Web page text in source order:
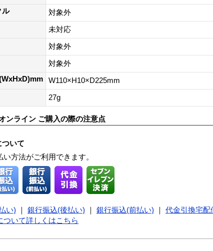
ル
対象外
未対応
対象外
対象外
W110×H10×D225mm
27g
ンライン ご購入の際の注意点
ついて
い方法がご利用できます。
い) 銀行振込(後払い) 銀行振込(前払い) 代金引換宅配
ついて詳しくはこちら